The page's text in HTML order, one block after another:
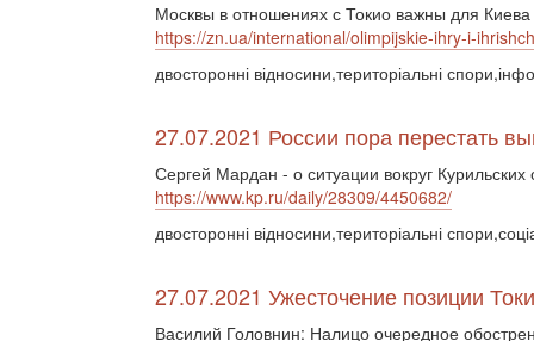
Москвы в отношениях с Токио важны для Киева
https://zn.ua/international/olimpijskie-ihry-i-
двосторонні відносини,територіальні
27.07.2021 России пора перестать
Сергей Мардан - о ситуации вокруг Курильских
https://www.kp.ru/daily/28309/4450682/
двосторонні відносини,територіальні
27.07.2021 Ужесточение позиции
Василий Головнин: Налицо очередное